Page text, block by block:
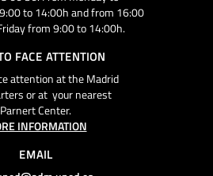
to 14:00h and from 16:00
from 9:00 to 14:00h.
FACE ATTENTION
attention at the Madrid
or at your nearest
Parnert Center.
INFORMATION
EMAIL